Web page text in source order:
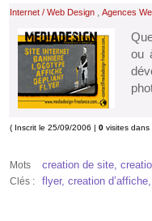
Internet / Web Design , Agences
ou
( Inscrit le 25/09/2006 | 0 visites dans
Mots
Clés :
creation de site,
flyer, creation